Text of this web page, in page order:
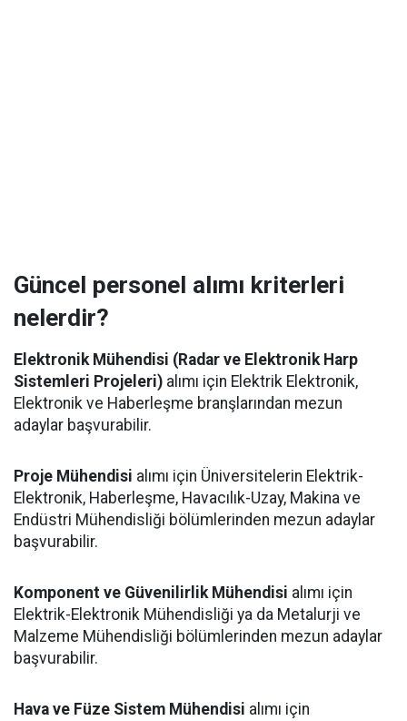
Güncel personel alımı kriterleri
nelerdir?
Elektronik Mühendisi (Radar ve Elektronik Harp
Sistemleri Projeleri) alımı için Elektrik Elektronik,
Elektronik ve Haberleşme branşlarından mezun
adaylar başvurabilir.
Proje Mühendisi alımı için Üniversitelerin Elektrik-
Elektronik, Haberleşme, Havacılık-Uzay, Makina ve
Endüstri Mühendisliği bölümlerinden mezun adaylar
başvurabilir.
Komponent ve Güvenilirlik Mühendisi alımı için
Elektrik-Elektronik Mühendisliği ya da Metalurji ve
Malzeme Mühendisliği bölümlerinden mezun adaylar
başvurabilir.
Hava ve Füze Sistem Mühendisi alımı için